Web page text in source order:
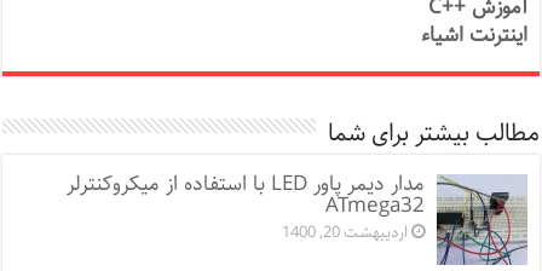
آموزش ++C
اینترنت اشیاء
مطالب بیشتر برای شما
مدار دیمر پاور LED با استفاده از میکروکنترلر
ATmega32
اردیبهشت 20, 1400